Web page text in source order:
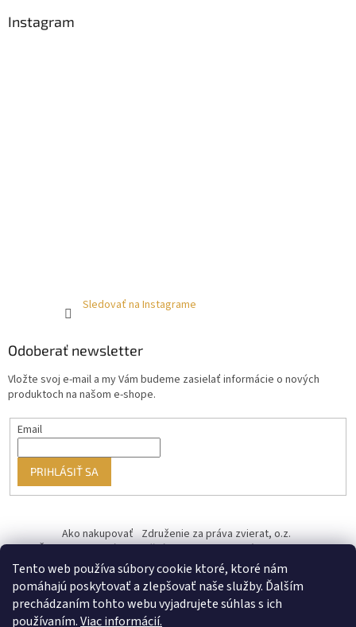
Tento web používa súbory cookie ktoré, ktoré nám
pomáhajú poskytovať a zlepšovať naše služby. Ďalším
prechádzaním tohto webu vyjadrujete súhlas s ich
používaním.Viac informácií.
Instagram
Sledovať na Instagrame
Odoberať newsletter
Vložte svoj e-mail a my Vám budeme zasielať informácie o nových
produktoch na našom e-shope.
Email
PRIHLÁSIŤ SA
Ako nakupovať Združenie za práva zvierat, o.z.
Československý kastračný program Informácie o cookies
od ♥ vybudoval Filip Minár